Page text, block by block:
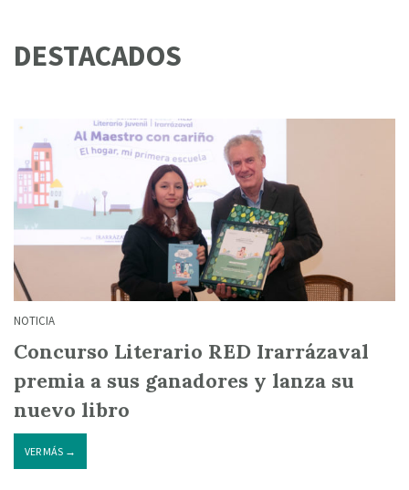
DESTACADOS
NOTICIA
Concurso Literario RED Irarrázaval
premia a sus ganadores y lanza su
nuevo libro
VER MÁS →